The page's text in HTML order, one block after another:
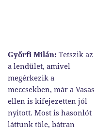
Győrfi Milán:Tetszik az
a lendület, amivel
megérkezik a
meccsekben, már a Vasas
ellen is kifejezetten jól
nyitott. Most is hasonlót
láttunk tőle, bátran